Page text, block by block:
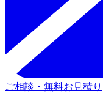
ご相談・無料お見積り